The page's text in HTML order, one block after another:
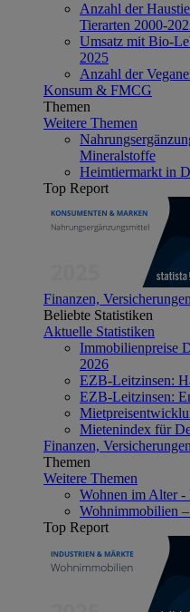
Anzahl der
Tierarten 2000-
Umsatz mit Bio-
2025
Anzahl der
Konsum & FMCG
Themen
Weitere Themen
Mineralstoffe
Heimtiermarkt in
Top Report
Finanzen,
Beliebte Statistiken
Aktuelle Statistiken
Immobilienpreise
2026
EZB-Leitzinsen:
EZB-Leitzinsen:
Mietenindex für
Finanzen,
Themen
Weitere Themen
Wohnen im Alter -
Wohnimmobilien
Top Report